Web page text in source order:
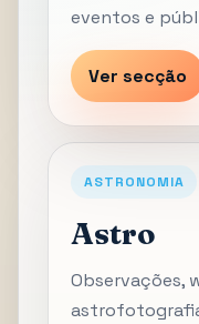
eventos e
Ver secção
ASTRONOMIA
Astro
Observações,